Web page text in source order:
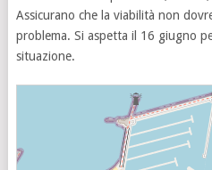
Assicurano che la viabilità non
problema. Si aspetta il 16 giugno
situazione.